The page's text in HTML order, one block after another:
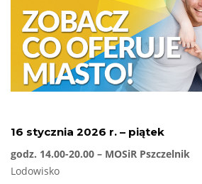
16 stycznia 2026 r. – piątek
godz. 14.00-20.00 – MOSiR Pszczelnik
Lodowisko